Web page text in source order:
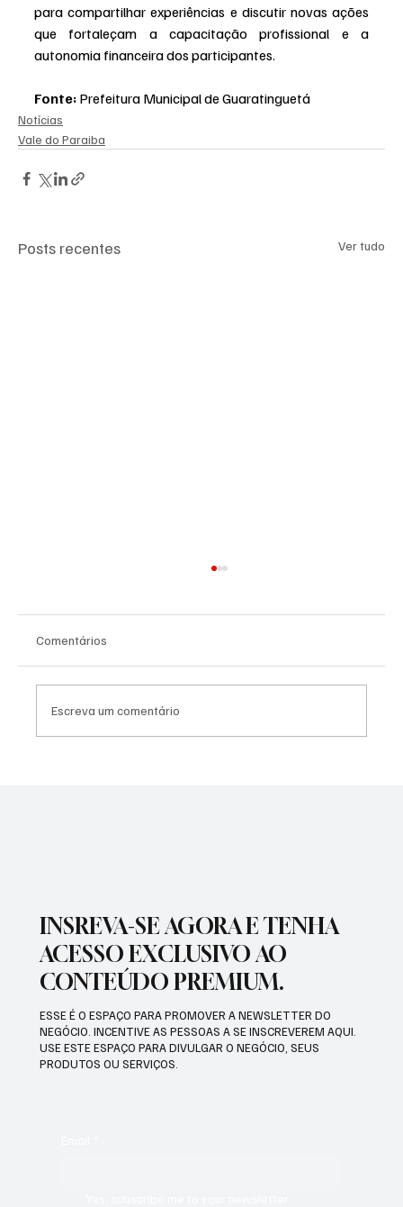
para compartilhar experiências e discutir novas ações
que fortaleçam a capacitação profissional e a
autonomia financeira dos participantes.
Fonte: Prefeitura Municipal de Guaratinguetá
Notícias
Vale do Paraiba
Posts recentes Ver tudo
Comentários
Escreva um comentário
INSREVA-SE AGORA E TENHA
ACESSO EXCLUSIVO AO
CONTEÚDO PREMIUM.
ESSE É O ESPAÇO PARA PROMOVER A NEWSLETTER DO
NEGÓCIO. INCENTIVE AS PESSOAS A SE INSCREVEREM AQUI.
USE ESTE ESPAÇO PARA DIVULGAR O NEGÓCIO, SEUS
PRODUTOS OU SERVIÇOS.